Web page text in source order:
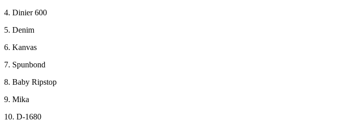
4. Dinier 600
5. Denim
6. Kanvas
7. Spunbond
8. Baby Ripstop
9. Mika
10. D-1680